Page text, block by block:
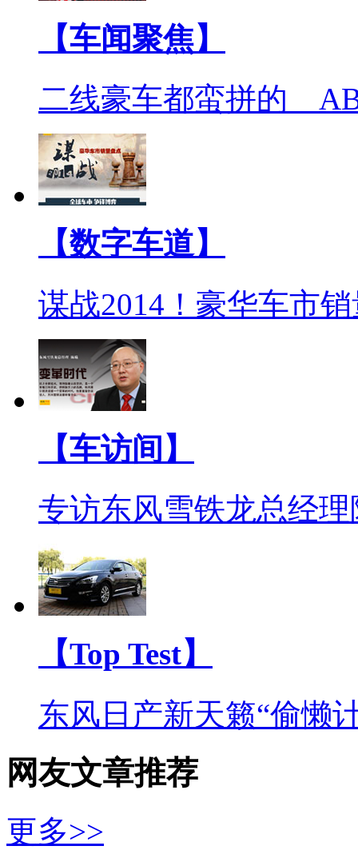
【车闻聚焦】
二线豪车都蛮拼的
【数字车道】
谋战2014！豪华车市
【车访间】
专访东风雪铁龙总经
【Top Test】
东风日产新天籁“偷懒
网友文章推荐
更多>>